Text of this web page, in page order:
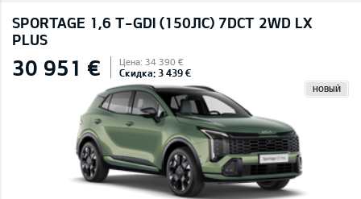
SPORTAGE 1,6 T-GDI (150ЛС) 7DCT 2WD LX
PLUS
30 951 € Цена: 34 390 €
Скидка: 3 439 €
НОВЫЙ